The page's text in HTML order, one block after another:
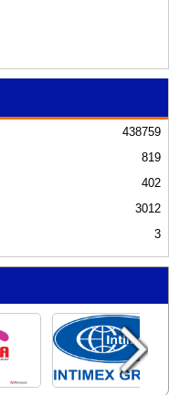
438759
819
402
3012
3